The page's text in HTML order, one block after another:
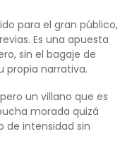
para el gran público,
Es una apuesta
sin el bagaje de
propia narrativa.
un villano que es
morada quizá
de intensidad sin